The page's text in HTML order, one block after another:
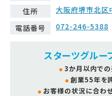
住所
大阪府堺市北区
電話番号
072-246-5388
スターツグル
3か月以内で
創業55年を
お客様の状況に合わ